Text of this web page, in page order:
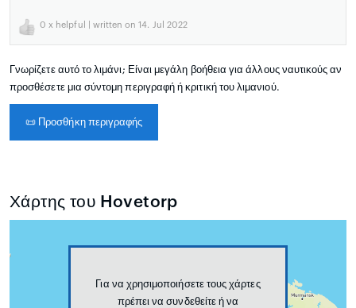
0 x helpful | written on 14. Jul 2022
Γνωρίζετε αυτό το λιμάνι; Είναι μεγάλη βοήθεια για άλλους ναυτικούς αν
προσθέσετε μια σύντομη περιγραφή ή κριτική του λιμανιού.
📜 Προσθήκη περιγραφής
Χάρτης του Hovetorp
Για να χρησιμοποιήσετε τους χάρτες
πρέπει να συνδεθείτε ή να